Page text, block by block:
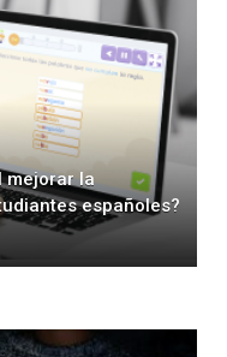
mejorar la
españoles?